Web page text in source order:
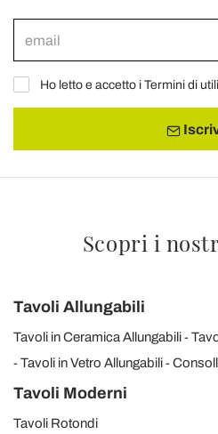
Ho letto e accetto i Termini di
Scopri i
Tavoli Allungabili
Tavoli in Ceramica Allungabili
Tavoli in Vetro Allungabili
Tavoli Moderni
Tavoli Rotondi